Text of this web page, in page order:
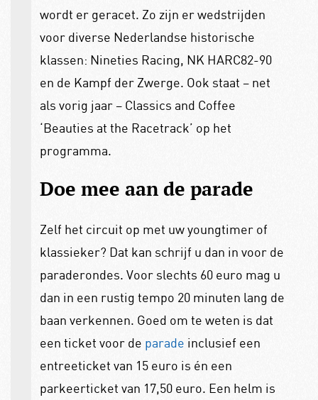
wordt er geracet. Zo zijn er wedstrijden
voor diverse Nederlandse historische
klassen: Nineties Racing, NK HARC82-90
en de Kampf der Zwerge. Ook staat – net
als vorig jaar – Classics and Coffee
‘Beauties at the Racetrack’ op het
programma.
Doe mee aan de parade
Zelf het circuit op met uw youngtimer of
klassieker? Dat kan schrijf u dan in voor de
paraderondes. Voor slechts 60 euro mag u
dan in een rustig tempo 20 minuten lang de
baan verkennen. Goed om te weten is dat
een ticket voor de parade inclusief een
entreeticket van 15 euro is én een
parkeerticket van 17,50 euro. Een helm is